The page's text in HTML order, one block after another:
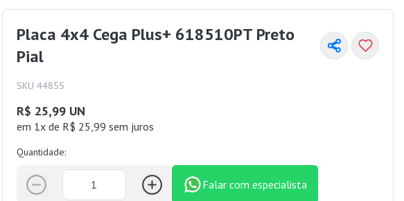
Placa 4x4 Cega Plus+ 618510PT Preto
Pial
SKU 44855
R$ 25,99 UN
em 1x de R$ 25,99 sem juros
Quantidade:
Falar com especialista